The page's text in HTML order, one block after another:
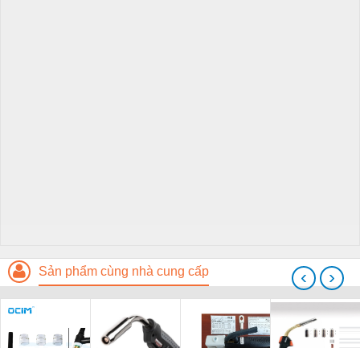
Sản phẩm cùng nhà cung cấp ‹ ›